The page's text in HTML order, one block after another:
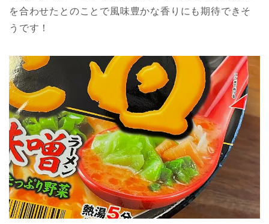
を合わせたとのことで風味豊かな香りにも期待できそ
うです！